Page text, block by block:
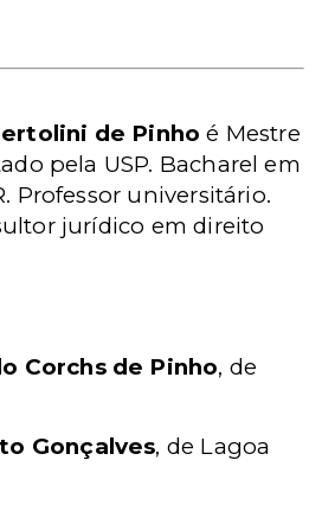
de Pinho é Mestre
pela USP. Bacharel em
Professor universitário.
jurídico em direito
Corchs de Pinho, de
Gonçalves, de Lagoa